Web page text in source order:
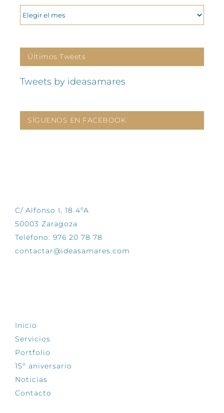
ARCHIVOS
Últimos Tweets
Tweets by ideasamares
SÍGUENOS EN FACEBOOK
C/ Alfonso I, 18 4ºA
50003 Zaragoza
Teléfono: 976 20 78 78
contactar@ideasamares.com
Inicio
Servicios
Portfolio
15º aniversario
Noticias
Contacto